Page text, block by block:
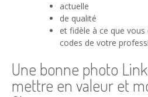
actuelle
de qualité
et fidèle à ce que
codes de votre
Une bonne photo
mettre en valeur et